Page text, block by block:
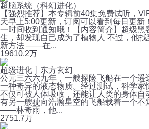
超脑系统（科幻进化）
【强烈推荐】本专辑前40集免费试听，
天早上5:00更新，订阅可以看到每日更新
一时间收到通知哦！【内容简介】超级黑
生，却发现自己成为了植物人 不过，他
新方法 ——在...
19610.2万
超级进化丨东方玄幻
公元三六六九年，一艘探险飞船在一个遥
一种奇异的液态物质。经过测试，科学家
不仅可被人体吸收，还能让人类的身体自
有另一艘驶向浩瀚星空的飞船载着一个不
——林奇雨，他...
2751.7万